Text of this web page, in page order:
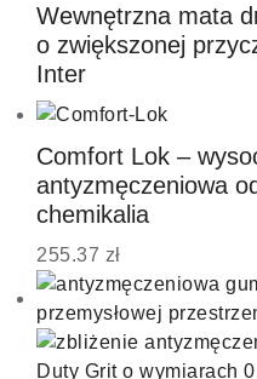
Wewnętrzna mata
o zwiększonej
Inter
Comfort Lok –
antyzmęczeniowa
chemikalia
255.37 zł